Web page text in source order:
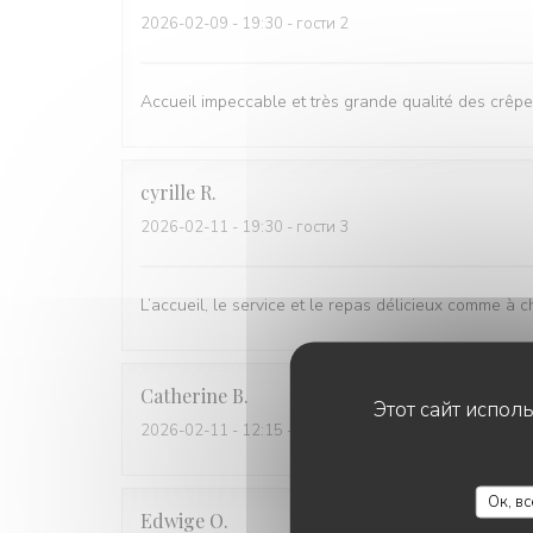
Этот сайт
Ок,
2026-02-09 - 19:30 - гости 2
Accueil impeccable et très grande qualité des
cyrille R
2026-02-11 - 19:30 - гости 3
L’accueil, le service et le repas délicieux comme à
Catherine B
2026-02-11 - 12:15 - гости 2
Edwige O